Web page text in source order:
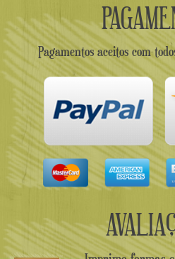
Pagamentos aceitos com